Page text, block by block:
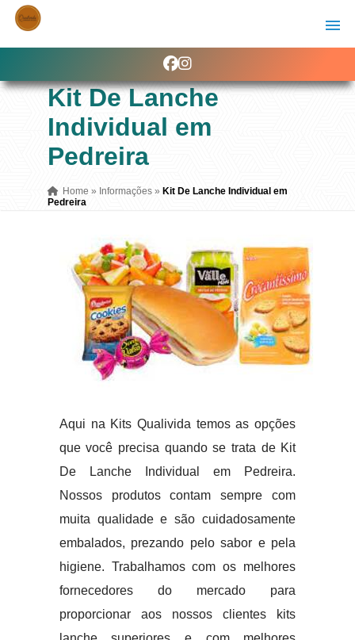
Kit De Lanche
Individual em
Pedreira
Home » Informações » Kit De Lanche Individual em
Pedreira
Aqui na Kits Qualivida temos as opções
que você precisa quando se trata de Kit
De Lanche Individual em Pedreira.
Nossos produtos contam sempre com
muita qualidade e são cuidadosamente
embalados, prezando pelo sabor e pela
higiene. Trabalhamos com os melhores
fornecedores do mercado para
proporcionar aos nossos clientes kits